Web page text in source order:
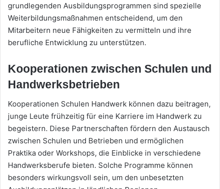
grundlegenden Ausbildungsprogrammen sind spezielle
Weiterbildungsmaßnahmen entscheidend, um den
Mitarbeitern neue Fähigkeiten zu vermitteln und ihre
berufliche Entwicklung zu unterstützen.
Kooperationen zwischen Schulen und
Handwerksbetrieben
Kooperationen Schulen Handwerk können dazu beitragen,
junge Leute frühzeitig für eine Karriere im Handwerk zu
begeistern. Diese Partnerschaften fördern den Austausch
zwischen Schulen und Betrieben und ermöglichen
Praktika oder Workshops, die Einblicke in verschiedene
Handwerksberufe bieten. Solche Programme können
besonders wirkungsvoll sein, um den unbesetzten